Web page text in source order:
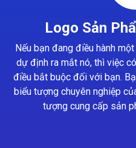
Logo Sản
Nếu bạn đang điều hành
dự định ra mắt nó, thì việc
điều bắt buộc đối với bạn.
biểu tượng chuyên nghiệp
tượng cung cấp sản